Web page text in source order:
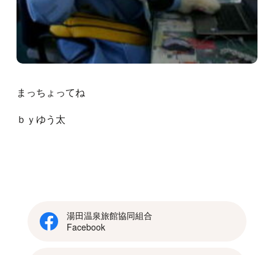
まっちょってね
ｂｙゆう太
湯田温泉旅館協同組合
Facebook